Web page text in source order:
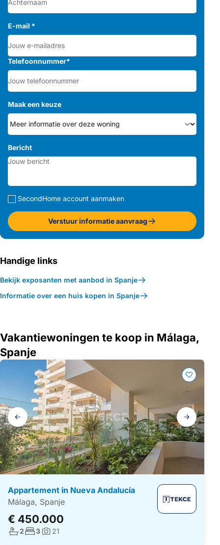
E-mail *
Telefoonnummer*
Maak een keuze
Bericht
SecondHome account aanmaken
Verstuur informatie aanvraag
Handige links
Bekijk exposanten met aanbod in Spanje
Informatie over een huis kopen in Spanje
Vakantiewoningen te koop in Málaga,
Spanje
Galerij
navigatie
Appartement in Nueva Andalucía
Málaga, Spanje
€ 450.000
Aantal badkamers:
2Aantal slaapkamers:
3Foto's:
21